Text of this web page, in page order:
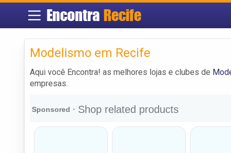
Encontra Recife
Modelismo em Recife
Aqui você Encontra! as melhores lojas e clubes de
empresas.